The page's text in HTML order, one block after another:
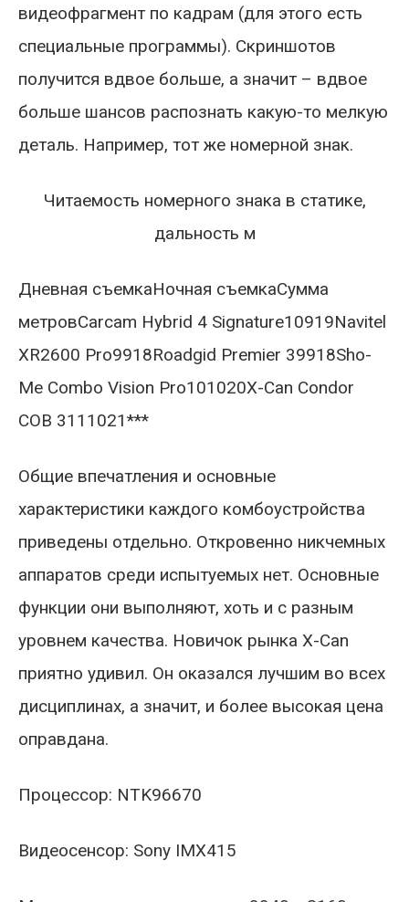
видеофрагмент по кадрам (для этого есть
специальные программы). Скриншотов
получится вдвое больше, а значит – вдвое
больше шансов распознать какую-то мелкую
деталь. Например, тот же номерной знак.
Читаемость номерного знака в статике,
дальность м
Дневная съемкаНочная съемкаСумма
метровCarcam Hybrid 4 Signature10919Navitel
XR2600 Pro9918Roadgid Premier 39918Sho-
Me Combo Vision Pro101020X-Can Condor
COB 3111021***
Общие впечатления и основные
характеристики каждого комбоустройства
приведены отдельно. Откровенно никчемных
аппаратов среди испытуемых нет. Основные
функции они выполняют, хоть и с разным
уровнем качества. Новичок рынка X-Can
приятно удивил. Он оказался лучшим во всех
дисциплинах, а значит, и более высокая цена
оправдана.
Процессор: NTK96670
Видеосенсор: Sony IMX415